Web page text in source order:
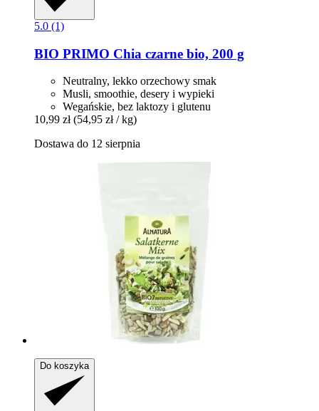
5.0 (1)
BIO PRIMO Chia czarne bio, 200 g
Neutralny, lekko orzechowy smak
Musli, smoothie, desery i wypieki
Wegańskie, bez laktozy i glutenu
10,99 zł (54,95 zł / kg)
Dostawa do 12 sierpnia
Do koszyka